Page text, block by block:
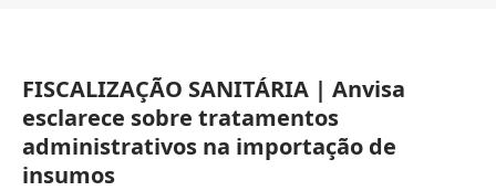
FISCALIZAÇÃO SANITÁRIA | Anvisa
esclarece sobre tratamentos
administrativos na importação de
insumos